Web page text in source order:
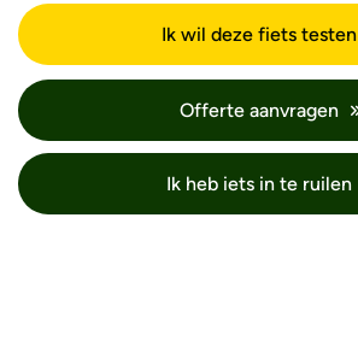
Ik wil deze fiets testen
Offerte aanvragen
Ik heb iets in te ruilen